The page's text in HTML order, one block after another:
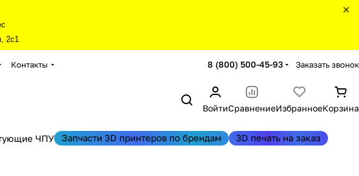
2с1
Контакты 8 (800) 500-45-93 Заказать звонок
ВойтиСравнениеИзбранноеКорзина
ЧПУ Запчасти 3D принтеров по брендам 3D печать на заказ